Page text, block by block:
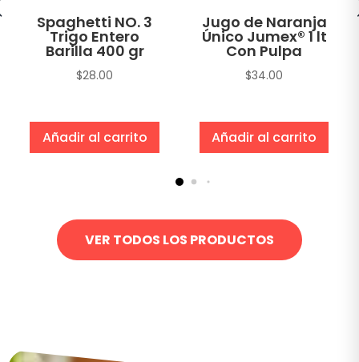
Spaghetti NO. 3
Trigo Entero
Barilla 400 gr
$28.00
Añadir al carrito
Jugo de Naranja
Único Jumex® 1 lt
Con Pulpa
$34.00
Añadir al carrito
VER TODOS LOS PRODUCTOS